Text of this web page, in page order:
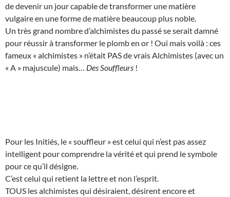
de devenir un jour capable de transformer une matière
vulgaire en une forme de matière beaucoup plus noble.
Un très grand nombre d’alchimistes du passé se serait damné
pour réussir à transformer le plomb en or ! Oui mais voilà : ces
fameux « alchimistes » n’était PAS de vrais Alchimistes (avec un
« A » majuscule) mais… Des Souffleurs !
Pour les Initiés, le « souffleur » est celui qui n’est pas assez
intelligent pour comprendre la vérité et qui prend le symbole
pour ce qu’il désigne.
C’est celui qui retient la lettre et non l’esprit.
TOUS les alchimistes qui désiraient, désirent encore et